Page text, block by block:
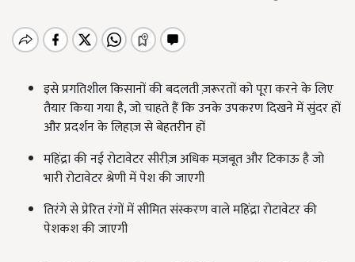
इसे प्रगतिशील किसानों की बदलती ज़रूरतों को पूरा करने के लिए
तैयार किया गया है, जो चाहते हैं कि उनके उपकरण दिखने में सुंदर हों
और प्रदर्शन के लिहाज़ से बेहतरीन हों
महिंद्रा की नई रोटावेटर सीरीज़ अधिक मज़बूत और टिकाऊ है जो
भारी रोटावेटर श्रेणी में पेश की जाएगी
तिरंगे से प्रेरित रंगों में सीमित संस्करण वाले महिंद्रा रोटावेटर की
पेशकश की जाएगी